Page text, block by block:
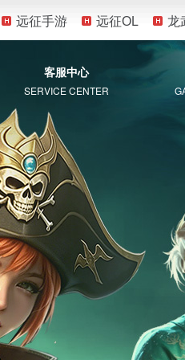
远征手游 远征OL 龙
客服中心
SERVICE CENTER
自助服务
常见问题
珍宝阁